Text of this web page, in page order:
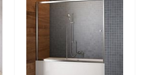
Купить в 1 клик Сравнение
В избранное Под заказ